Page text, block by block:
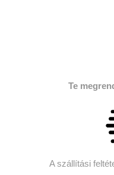
Te
A szállítási